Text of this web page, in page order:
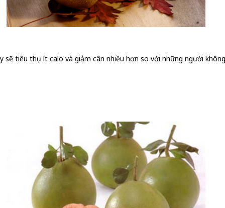
tiêu thụ ít calo và giảm cân nhiều hơn so với những người